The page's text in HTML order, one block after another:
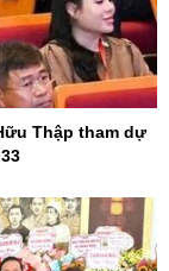
Thập tham dự